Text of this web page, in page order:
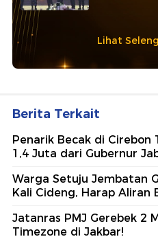
Lihat
Berita Terkait
Penarik Becak di Cirebon
1,4 Juta dari Gubernur
Warga Setuju Jembatan
Kali Cideng, Harap Aliran
Jatanras PMJ Gerebek 2
Timezone di Jakbar!